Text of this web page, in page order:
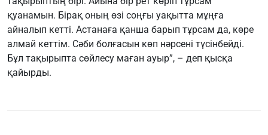
қуанамын. Бірақ оның өзі соңғы уақытта мұңға
айналып кетті. Астанаға қанша барып тұрсам да, көре
алмай кеттім. Сәби болғасын көп нәрсені түсінбейді.
Бұл тақырыпта сөйлесу маған ауыр”, – деп қысқа
қайырды.